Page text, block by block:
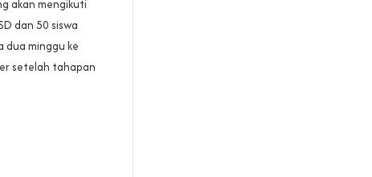
akan mengikuti
dan 50 siswa
dua minggu ke
setelah tahapan